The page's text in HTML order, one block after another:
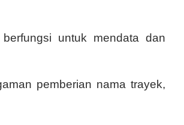
untuk mendata dan
pemberian nama trayek,